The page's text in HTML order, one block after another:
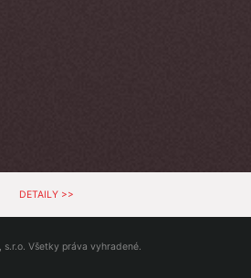
DETAILY >>
Všetky práva vyhradené.